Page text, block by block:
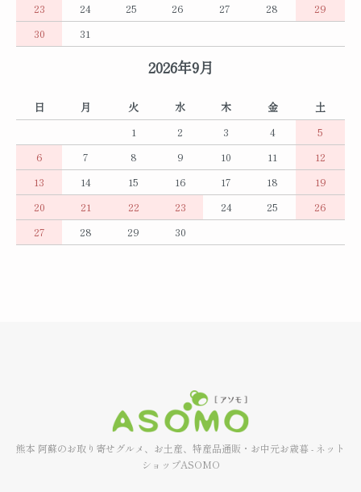
23
24 25 26 27 28
29
30
31
2026年9月
日 月 火 水 木 金
土
1
2 3 4
5
6
7 8 9 10 11
12
13
14 15 16 17 18
19
20
21 22 23 24 25
26
27
28 29 30
熊本 阿蘇のお取り寄せグルメ、お土産、特産品通販・お中元お歳暮 - ネット
ショップASOMO